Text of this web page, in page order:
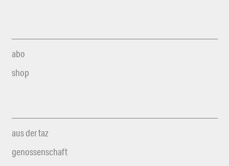
abo
shop
aus der taz
genossenschaft